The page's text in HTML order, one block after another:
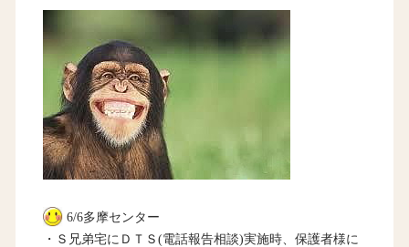
6/6多摩センター
・Ｓ兄弟宅にＤＴＳ(電話報告相談)実施時、保護者様に